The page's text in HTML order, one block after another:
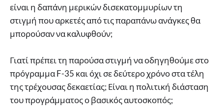
είναι η δαπάνη μερικών δισεκατομμυρίων τη
στιγμή που αρκετές από τις παραπάνω ανάγκες θα
μπορούσαν να καλυφθούν;
Γιατί πρέπει τη παρούσα στιγμή να οδηγηθούμε στο
πρόγραμμα F-35 και όχι σε δεύτερο χρόνο στα τέλη
της τρέχουσας δεκαετίας; Είναι η πολιτική διάσταση
του προγράμματος ο βασικός αυτοσκοπός;